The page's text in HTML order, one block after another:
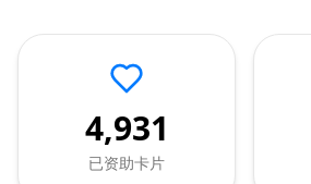
4,931
已资助卡片